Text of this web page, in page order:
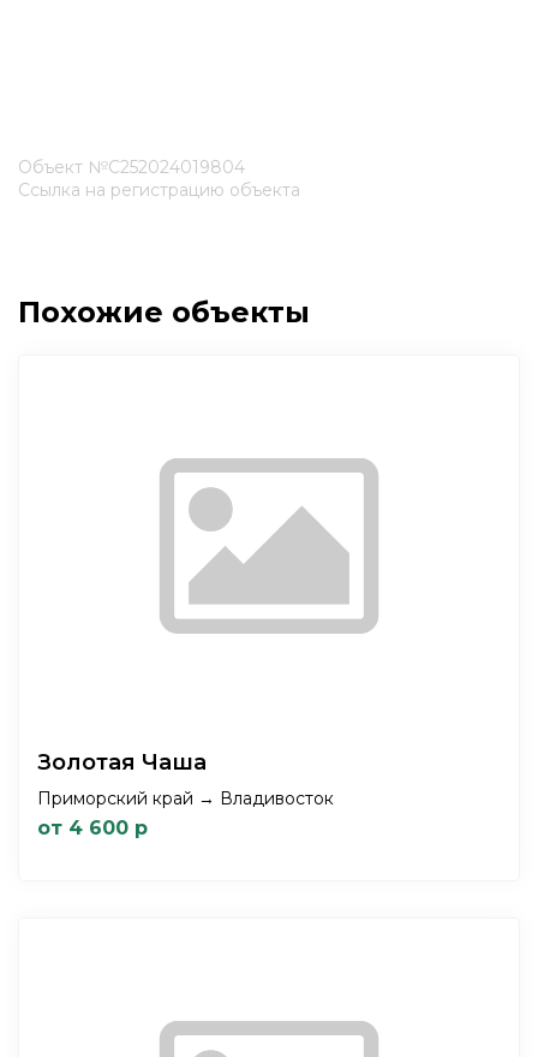
Объект №С252024019804
Ссылка на регистрацию объекта
Похожие объекты
Золотая Чаша
Приморский край → Владивосток
от 4 600 р